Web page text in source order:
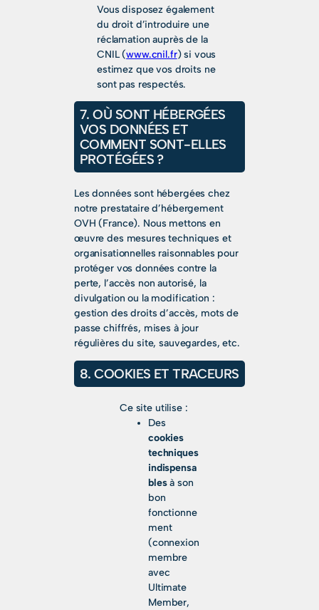
Vous disposez également
du droit d’introduire une
réclamation auprès de la
CNIL (www.cnil.fr) si vous
estimez que vos droits ne
sont pas respectés.
7. OÙ SONT HÉBERGÉES
VOS DONNÉES ET
COMMENT SONT-ELLES
PROTÉGÉES ?
Les données sont hébergées chez
notre prestataire d’hébergement
OVH (France). Nous mettons en
œuvre des mesures techniques et
organisationnelles raisonnables pour
protéger vos données contre la
perte, l’accès non autorisé, la
divulgation ou la modification :
gestion des droits d’accès, mots de
passe chiffrés, mises à jour
régulières du site, sauvegardes, etc.
8. COOKIES ET TRACEURS
Ce site utilise :
Des
cookies
techniques
indispensa
blesà son
bon
fonctionne
ment
(connexion
membre
avec
Ultimate
Member,